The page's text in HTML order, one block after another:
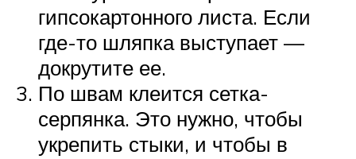
гипсокартонного листа. Если
где-то шляпка выступает —
докрутите ее.
По швам клеится сетка-
серпянка. Это нужно, чтобы
укрепить стыки, и чтобы в